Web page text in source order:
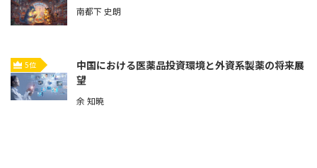
南都下 史朗
5位
中国における医薬品投資環境と外資系製薬の将来展
望
余 知暁